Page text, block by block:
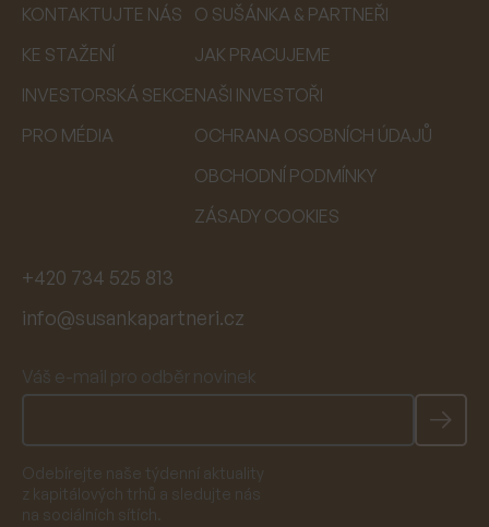
KONTAKTUJTE NÁS
KE STAŽENÍ
INVESTORSKÁ SEKCE
PRO MÉDIA
O SUŠÁNKA & PARTNEŘI
JAK PRACUJEME
NAŠI INVESTOŘI
OCHRANA OSOBNÍCH ÚDAJŮ
OBCHODNÍ PODMÍNKY
ZÁSADY COOKIES
+420 734 525 813
info@susankapartneri.cz
Váš e-mail pro odběr novinek
Odebírejte naše týdenní aktuality
z kapitálových trhů a sledujte nás
na sociálních sítích.